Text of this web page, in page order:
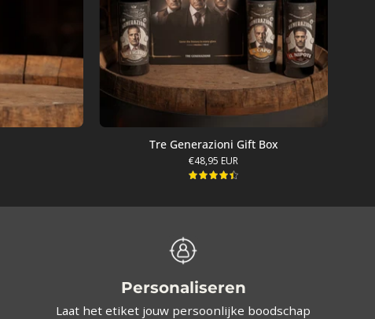
Tre Generazioni Gift Box
€48,95 EUR
Personaliseren
Laat het etiket jouw persoonlijke boodschap